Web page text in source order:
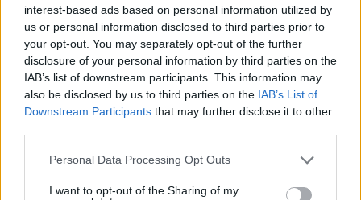
interest-based ads based on personal information utilized by
us or personal information disclosed to third parties prior to
your opt-out. You may separately opt-out of the further
disclosure of your personal information by third parties on the
IAB’s list of downstream participants. This information may
also be disclosed by us to third parties on the IAB’s List of
Downstream Participants that may further disclose it to other
Please note that this website/app uses one or more Google
not limited to your visit or usage behaviour. You may click to
Personal Data Processing Opt Outs
I want to opt-out of the Sharing of my